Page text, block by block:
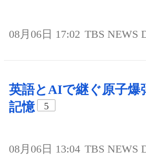
08月06日 17:02 TBS NEWS
英語とAIで継ぐ原子爆
記憶
5
08月06日 13:04 TBS NEWS